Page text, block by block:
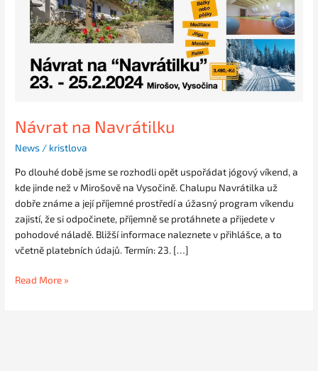
Návrat na Navrátilku
News / kristlova
Po dlouhé době jsme se rozhodli opět uspořádat jógový víkend, a
kde jinde než v Mirošově na Vysočině. Chalupu Navrátilka už
dobře známe a její příjemné prostředí a úžasný program víkendu
zajistí, že si odpočinete, příjemně se protáhnete a přijedete v
pohodové náladě. Bližší informace naleznete v přihlášce, a to
včetně platebních údajů. Termín: 23. […]
Read More »